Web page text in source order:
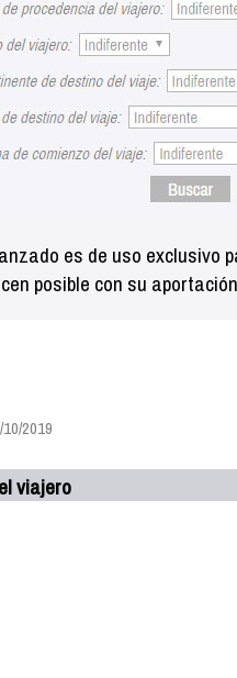
es de uso exclusivo
posible con su
2019
viajero